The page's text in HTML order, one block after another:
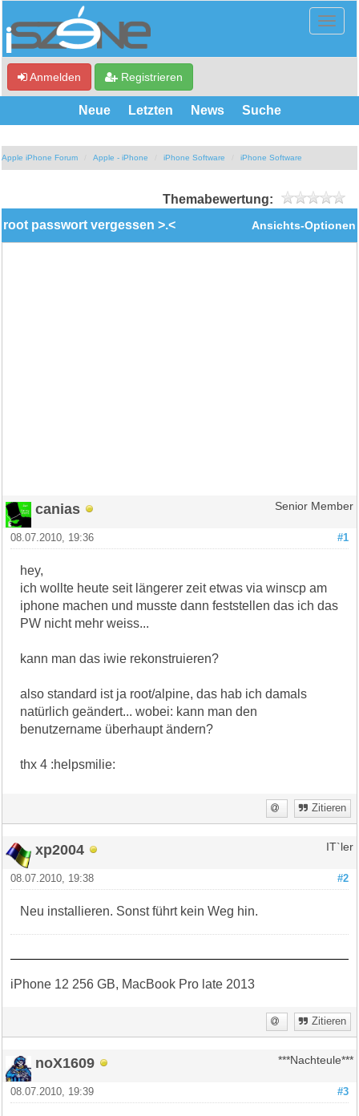
Anmelden Registrieren
Neue Letzten News Suche
Apple iPhone Forum Apple - iPhone iPhone Software iPhone Software
Themabewertung:
Ansichts-Optionen
root passwort vergessen >.<
canias Senior Member
#1
08.07.2010, 19:36
hey,
ich wollte heute seit längerer zeit etwas via winscp am
iphone machen und musste dann feststellen das ich das
PW nicht mehr weiss...
kann man das iwie rekonstruieren?
also standard ist ja root/alpine, das hab ich damals
natürlich geändert... wobei: kann man den
benutzername überhaupt ändern?
thx 4 :helpsmilie:
Zitieren
xp2004 IT`ler
#2
08.07.2010, 19:38
Neu installieren. Sonst führt kein Weg hin.
iPhone 12 256 GB, MacBook Pro late 2013
Zitieren
noX1609 ***Nachteule***
#3
08.07.2010, 19:39